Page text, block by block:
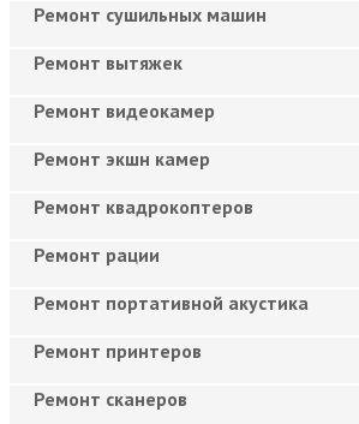
Ремонт сушильных машин
Ремонт вытяжек
Ремонт видеокамер
Ремонт экшн камер
Ремонт квадрокоптеров
Ремонт рации
Ремонт портативной акустика
Ремонт принтеров
Ремонт сканеров